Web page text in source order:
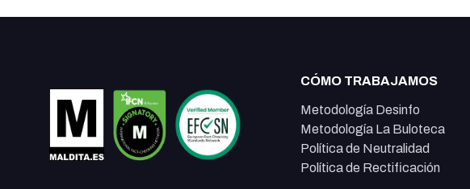
CÓMO TRABAJAMOS
Metodología Desinfo
Metodología La Buloteca
Política de Neutralidad
Política de Rectificación